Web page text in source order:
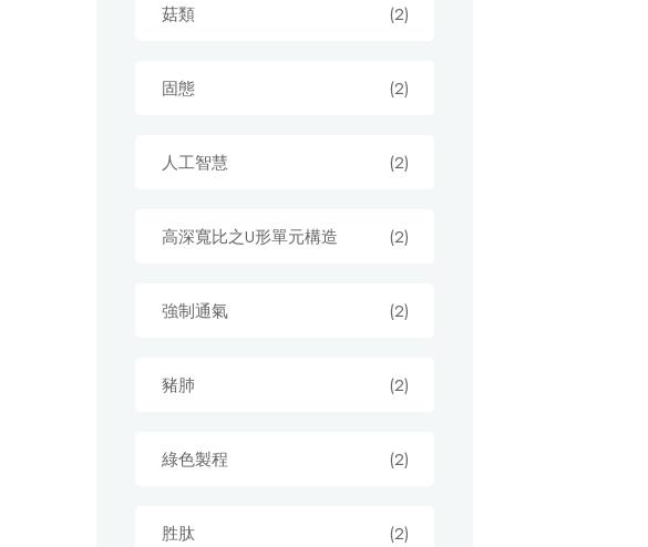
菇類 (2)
固態 (2)
人工智慧 (2)
高深寬比之U形單元構造 (2)
強制通氣 (2)
豬肺 (2)
綠色製程 (2)
胜肽 (2)